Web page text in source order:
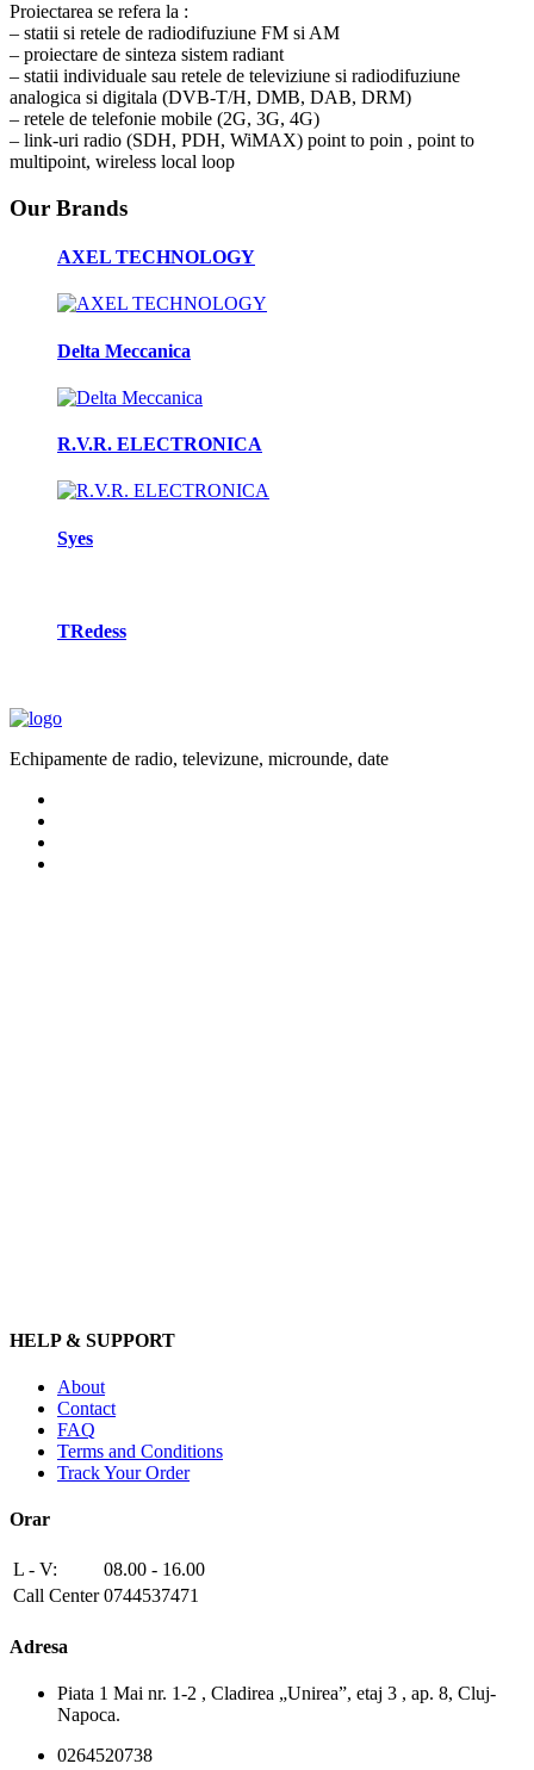
Proiectarea se refera la :
– statii si retele de radiodifuziune FM si AM
– proiectare de sinteza sistem radiant
– statii individuale sau retele de televiziune si radiodifuziune
analogica si digitala (DVB-T/H, DMB, DAB, DRM)
– retele de telefonie mobile (2G, 3G, 4G)
– link-uri radio (SDH, PDH, WiMAX) point to poin , point to
multipoint, wireless local loop
Our Brands
AXEL TECHNOLOGY
Delta Meccanica
R.V.R. ELECTRONICA
Syes
TRedess
Echipamente de radio, televizune, microunde, date
HELP & SUPPORT
About
Contact
FAQ
Terms and Conditions
Track Your Order
Orar
L - V:
08.00 - 16.00
Call Center 0744537471
Adresa
Piata 1 Mai nr. 1-2 , Cladirea „Unirea”, etaj 3 , ap. 8, Cluj-
Napoca.
0264520738